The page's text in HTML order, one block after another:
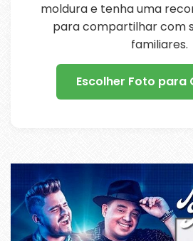
moldura e tenha uma
para compartilhar com
familiares.
Escolher Foto para